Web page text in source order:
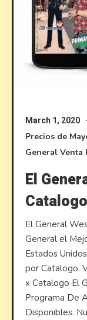
March 1, 2020
Precios de
General Venta
El
El General
General el
Estados
por Catalogo.
x Catalogo El
Programa De
Disponibles.